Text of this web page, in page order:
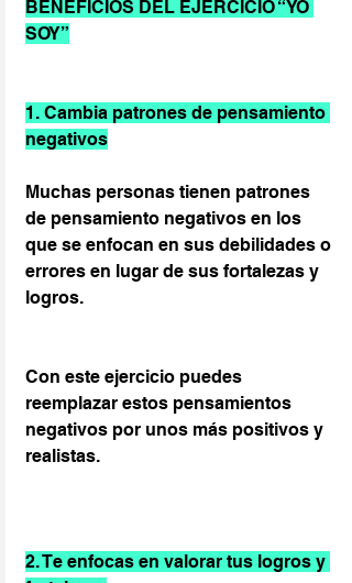
BENEFICIOS DEL EJERCICIO “YO
SOY”
1. Cambia patrones de pensamiento
negativos
Muchas personas tienen patrones
de pensamiento negativos en los
que se enfocan en sus debilidades o
errores en lugar de sus fortalezas y
logros.
Con este ejercicio puedes
reemplazar estos pensamientos
negativos por unos más positivos y
realistas.
2. Te enfocas en valorar tus logros y